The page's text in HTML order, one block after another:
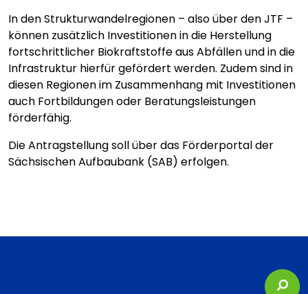
In den Strukturwandelregionen – also über den JTF –
können zusätzlich Investitionen in die Herstellung
fortschrittlicher Biokraftstoffe aus Abfällen und in die
Infrastruktur hierfür gefördert werden. Zudem sind in
diesen Regionen im Zusammenhang mit Investitionen
auch Fortbildungen oder Beratungsleistungen
förderfähig.
Die Antragstellung soll über das Förderportal der
Sächsischen Aufbaubank (SAB) erfolgen.